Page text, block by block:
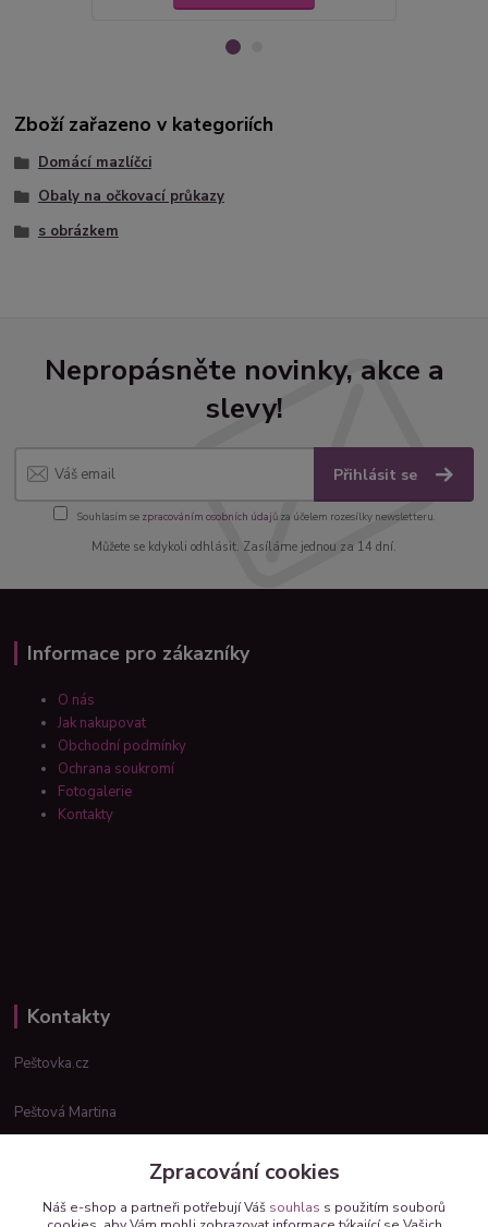
Zboží zařazeno v kategoriích
Domácí mazlíčci
Obaly na očkovací průkazy
s obrázkem
Nepropásněte novinky, akce a
slevy!
Přihlásit se
Souhlasím se zpracováním osobních údajůza účelem rozesílky newsletteru.
Můžete se kdykoli odhlásit. Zasíláme jednou za 14 dní.
Informace pro zákazníky
O nás
Jak nakupovat
Obchodní podmínky
Ochrana soukromí
Fotogalerie
Kontakty
Kontakty
Peštovka.cz
Peštová Martina
Zpracování cookies
Náš e-shop a partneři potřebují Váš souhlas s použitím souborů